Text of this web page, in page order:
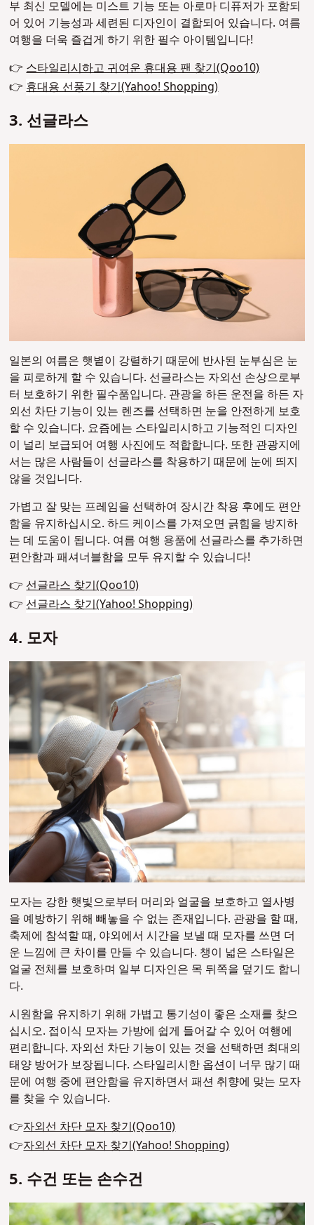
부 최신 모델에는 미스트 기능 또는 아로마 디퓨저가 포함되
어 있어 기능성과 세련된 디자인이 결합되어 있습니다. 여름
여행을 더욱 즐겁게 하기 위한 필수 아이템입니다!
👉스타일리시하고 귀여운 휴대용 팬 찾기(Qoo10)
👉 휴대용 선풍기 찾기(Yahoo! Shopping)
3. 선글라스
일본의 여름은 햇볕이 강렬하기 때문에 반사된 눈부심은 눈
을 피로하게 할 수 있습니다. 선글라스는 자외선 손상으로부
터 보호하기 위한 필수품입니다. 관광을 하든 운전을 하든 자
외선 차단 기능이 있는 렌즈를 선택하면 눈을 안전하게 보호
할 수 있습니다. 요즘에는 스타일리시하고 기능적인 디자인
이 널리 보급되어 여행 사진에도 적합합니다. 또한 관광지에
서는 많은 사람들이 선글라스를 착용하기 때문에 눈에 띄지
않을 것입니다.
가볍고 잘 맞는 프레임을 선택하여 장시간 착용 후에도 편안
함을 유지하십시오. 하드 케이스를 가져오면 긁힘을 방지하
는 데 도움이 됩니다. 여름 여행 용품에 선글라스를 추가하면
편안함과 패셔너블함을 모두 유지할 수 있습니다!
👉 선글라스 찾기(Qoo10)
👉 선글라스 찾기(Yahoo! Shopping)
4. 모자
모자는 강한 햇빛으로부터 머리와 얼굴을 보호하고 열사병
을 예방하기 위해 빼놓을 수 없는 존재입니다. 관광을 할 때,
축제에 참석할 때, 야외에서 시간을 보낼 때 모자를 쓰면 더
운 느낌에 큰 차이를 만들 수 있습니다. 챙이 넓은 스타일은
얼굴 전체를 보호하며 일부 디자인은 목 뒤쪽을 덮기도 합니
다.
시원함을 유지하기 위해 가볍고 통기성이 좋은 소재를 찾으
십시오. 접이식 모자는 가방에 쉽게 들어갈 수 있어 여행에
편리합니다. 자외선 차단 기능이 있는 것을 선택하면 최대의
태양 방어가 보장됩니다. 스타일리시한 옵션이 너무 많기 때
문에 여행 중에 편안함을 유지하면서 패션 취향에 맞는 모자
를 찾을 수 있습니다.
👉자외선 차단 모자 찾기(Qoo10)
👉자외선 차단 모자 찾기(Yahoo! Shopping)
5. 수건 또는 손수건